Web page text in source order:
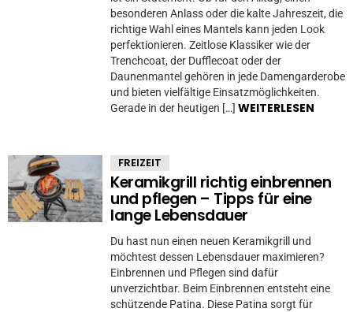
besonderen Anlass oder die kalte Jahreszeit, die
richtige Wahl eines Mantels kann jeden Look
perfektionieren. Zeitlose Klassiker wie der
Trenchcoat, der Dufflecoat oder der
Daunenmantel gehören in jede Damengarderobe
und bieten vielfältige Einsatzmöglichkeiten.
Gerade in der heutigen […] WEITERLESEN
FREIZEIT
Keramikgrill richtig einbrennen
und pflegen – Tipps für eine
lange Lebensdauer
Du hast nun einen neuen Keramikgrill und
möchtest dessen Lebensdauer maximieren?
Einbrennen und Pflegen sind dafür
unverzichtbar. Beim Einbrennen entsteht eine
schützende Patina. Diese Patina sorgt für